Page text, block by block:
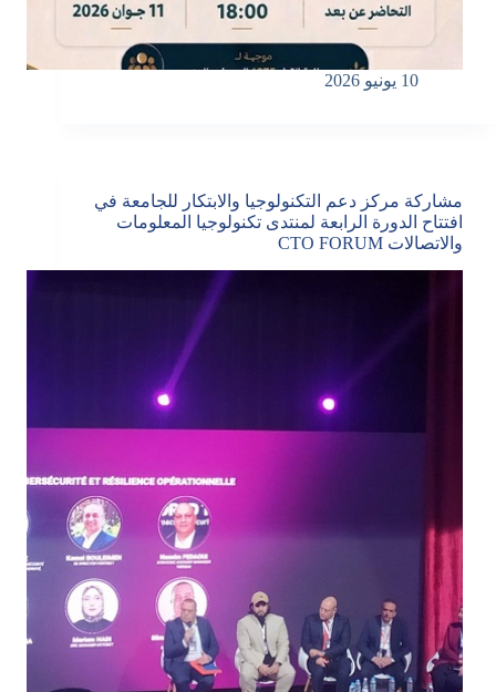
10 يونيو 2026
مشاركة مركز دعم التكنولوجيا والابتكار للجامعة في
افتتاح الدورة الرابعة لمنتدى تكنولوجيا المعلومات
والاتصالات CTO FORUM